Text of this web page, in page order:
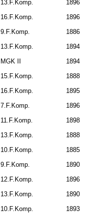
13.F.Komp. 1896
16.F.Komp. 1896
9.F.Komp. 1886
13.F.Komp. 1894
MGK II 1894
15.F.Komp. 1888
16.F.Komp. 1895
7.F.Komp. 1896
11.F.Komp. 1898
13.F.Komp. 1888
10.F.Komp. 1885
9.F.Komp. 1890
12.F.Komp. 1896
13.F.Komp. 1890
10.F.Komp. 1893